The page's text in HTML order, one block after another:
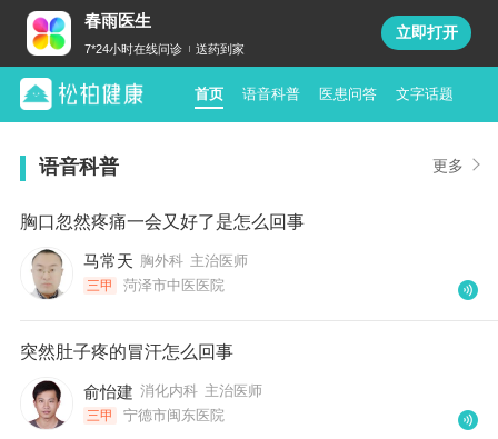
春雨医生
7*24小时在线问诊 送药到家
立即打开
首页 语音科普 医患问答 文字话题
语音科普 更多
胸口忽然疼痛一会又好了是怎么回事
马常天 胸外科 主治医师
三甲 菏泽市中医医院
突然肚子疼的冒汗怎么回事
俞怡建 消化内科 主治医师
三甲 宁德市闽东医院